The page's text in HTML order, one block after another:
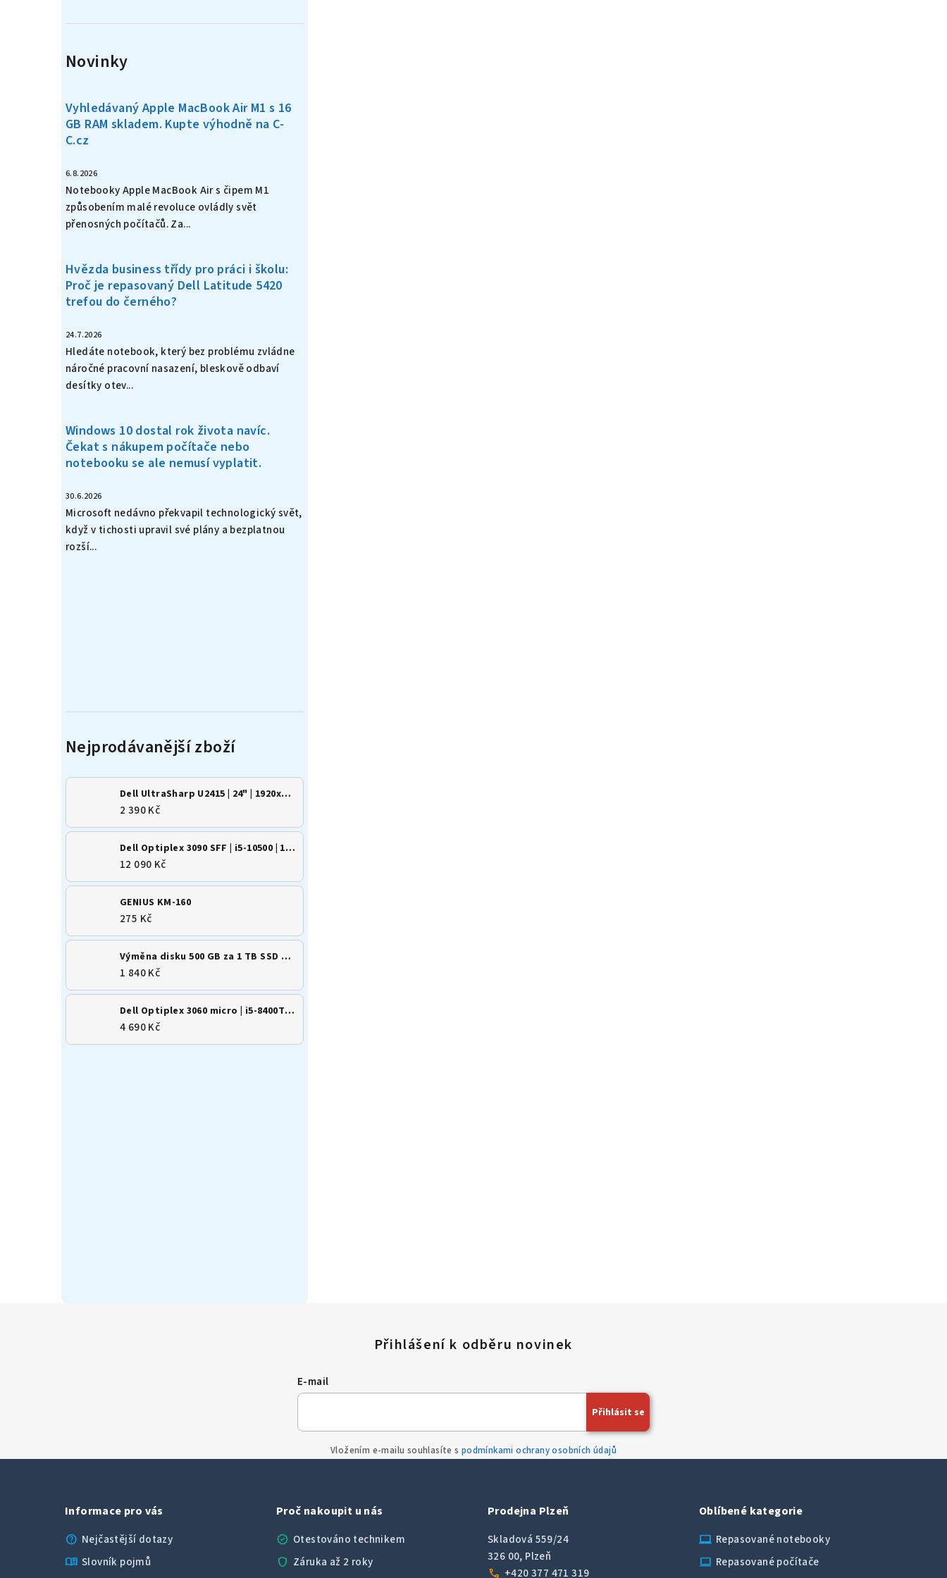
p
n
e
Novinky
Vyhledávaný Apple MacBook Air M1 s 16
GB RAM skladem. Kupte výhodně na C-
C.cz
6.8.2026
Notebooky Apple MacBook Air s čipem M1
způsobením malé revoluce ovládly svět
přenosných počítačů. Za...
Hvězda business třídy pro práci i školu:
Proč je repasovaný Dell Latitude 5420
trefou do černého?
24.7.2026
Hledáte notebook, který bez problému zvládne
náročné pracovní nasazení, bleskově odbaví
desítky otev...
Windows 10 dostal rok života navíc.
Čekat s nákupem počítače nebo
notebooku se ale nemusí vyplatit.
30.6.2026
Microsoft nedávno překvapil technologický svět,
když v tichosti upravil své plány a bezplatnou
rozší...
Dell UltraSharp U2415 | 24" | 1920x1200 | 16:10 | IPS
2 390 Kč
Dell Optiplex 3090 SFF | i5-10500 | 16GB | 500GB SSD | Win 11
12 090 Kč
GENIUS KM-160
275 Kč
Výměna disku 500 GB za 1 TB SSD M.2 NVMe
1 840 Kč
Dell Optiplex 3060 micro | i5-8400T | 8GB | 256GB SSD | Win 11
4 690 Kč
E-mail
Vložením e-mailu souhlasíte s podmínkami ochrany osobních údajů
Přihlásit se
Informace pro vás
help Nejčastější dotazy
menu_book Slovník pojmů
Proč nakoupit u nás
verified Otestováno technikem
shield Záruka až 2 roky
Prodejna Plzeň
Skladová 559/24
326 00, Plzeň
call +420 377 471 319
Oblíbené kategorie
laptop_chromebook Repasované notebooky
computer Repasované počítače